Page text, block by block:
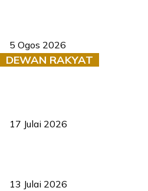
5 Ogos 2026
DEWAN RAKYAT
17 Julai 2026
13 Julai 2026